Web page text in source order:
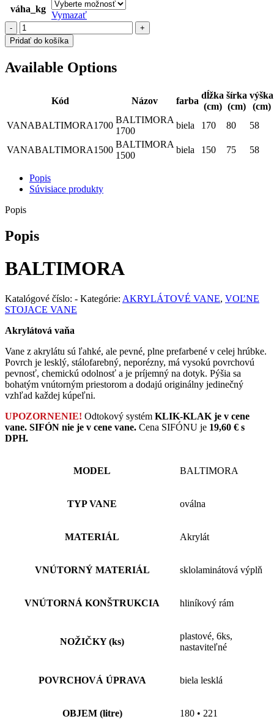
váha_kg
Vymazať
Pridať do košíka
Available Options
Kód Názov farba
dĺžka
(cm)
šírka
(cm)
výška
(cm)
VANABALTIMORA1700
BALTIMORA
1700
biela 170 80 58
VANABALTIMORA1500
BALTIMORA
1500
biela 150 75 58
Popis
Súvisiace produkty
Popis
Popis
BALTIMORA
Katalógové číslo: - Kategórie: AKRYLÁTOVÉ VANE, VOĽNE
STOJACE VANE
Akrylátová vaňa
Vane z akrylátu sú ľahké, ale pevné, plne prefarbené v celej hrúbke.
Povrch je lesklý, stálofarebný, neporézny, má vysokú povrchovú
pevnosť, chemickú odolnosť a je príjemný na dotyk. Pýšia sa
bohatým vnútorným priestorom a dodajú originálny jedinečný
vzhľad každej kúpeľni.
UPOZORNENIE! Odtokový systém KLIK-KLAK je v cene
vane. SIFÓN nie je v cene vane. Cena SIFÓNU je 19,60 € s
DPH.
MODEL BALTIMORA
TYP VANE oválna
MATERIÁL Akrylát
VNÚTORNÝ MATERIÁL sklolaminátová výplň
VNÚTORNÁ KONŠTRUKCIA hliníkový rám
NOŽIČKY (ks)
plastové, 6ks,
nastaviteľné
POVRCHOVÁ ÚPRAVA biela lesklá
OBJEM (litre) 180 • 221